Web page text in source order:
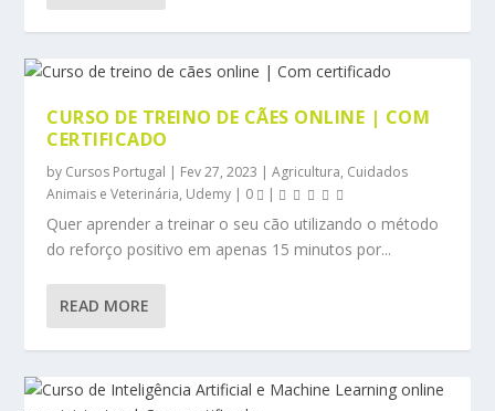
CURSO DE TREINO DE CÃES ONLINE | COM
CERTIFICADO
by Cursos Portugal | Fev 27, 2023 |Agricultura, Cuidados
Animais e Veterinária, Udemy | 0 |
Quer aprender a treinar o seu cão utilizando o método
do reforço positivo em apenas 15 minutos por...
READ MORE